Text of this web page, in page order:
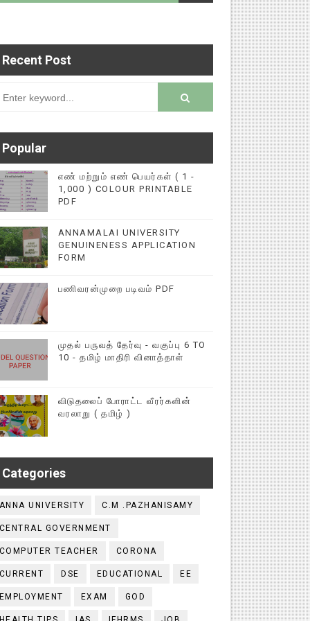
மின்னல் கல்விச் செய்தி இணையதளத்தில்
Recent Post
Popular
எண் மற்றும் எண் பெயர்கள் ( 1 -
1,000 ) COLOUR PRINTABLE
PDF
ANNAMALAI UNIVERSITY
GENUINENESS APPLICATION
FORM
பணிவரன்முறை படிவம் PDF
முதல் பருவத் தேர்வு - வகுப்பு 6 TO
10 - தமிழ் மாதிரி வினாத்தாள்
விடுதலைப் போராட்ட வீரர்களின்
வரலாறு ( தமிழ் )
Categories
ANNA UNIVERSITY C.M .PAZHANISAMY
CENTRAL GOVERNMENT
COMPUTER TEACHER CORONA
CURRENT DSE EDUCATIONAL EE
EMPLOYMENT EXAM GOD